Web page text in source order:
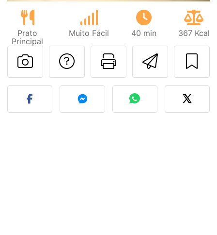
Prato
Principal
Muito Fácil 40 min 367 Kcal
Imprima
Falar com o autor
Fez esta receita?